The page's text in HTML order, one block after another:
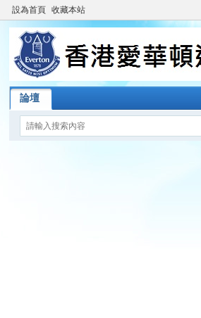
設為首頁 收藏本站
論壇